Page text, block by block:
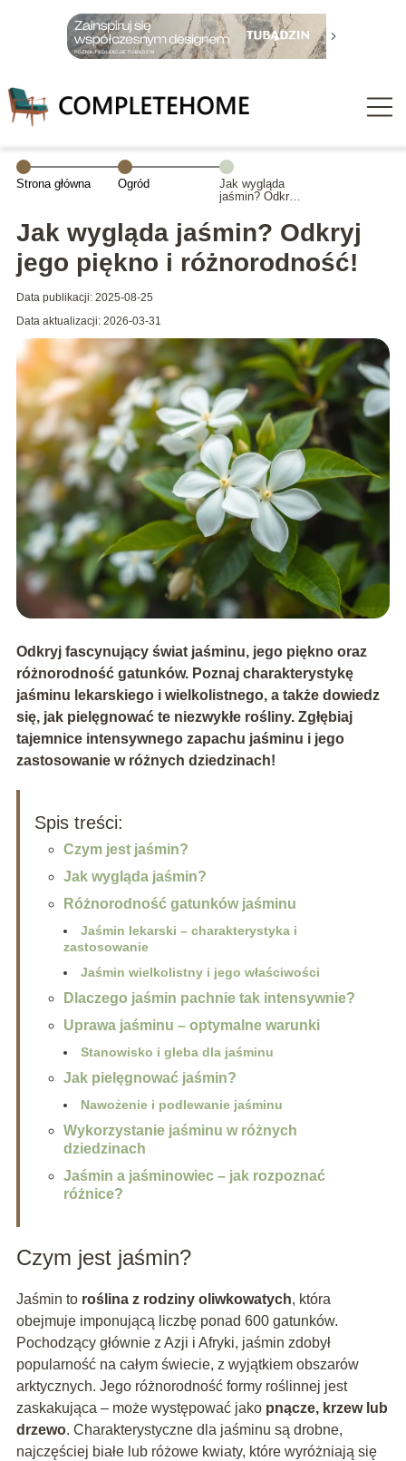
Strona główna Ogród
Jak wygląda
jaśmin? Odkryj
różnorodność!
Jak wygląda jaśmin? Odkryj
jego piękno i różnorodność!
Data publikacji: 2025-08-25
Data aktualizacji: 2026-03-31
Odkryj fascynujący świat jaśminu, jego piękno oraz
różnorodność gatunków. Poznaj charakterystykę
jaśminu lekarskiego i wielkolistnego, a także dowiedz
się, jak pielęgnować te niezwykłe rośliny. Zgłębiaj
tajemnice intensywnego zapachu jaśminu i jego
zastosowanie w różnych dziedzinach!
Spis treści:
Czym jest jaśmin?
Jak wygląda jaśmin?
Różnorodność gatunków jaśminu
Jaśmin lekarski – charakterystyka i
zastosowanie
Jaśmin wielkolistny i jego właściwości
Dlaczego jaśmin pachnie tak intensywnie?
Uprawa jaśminu – optymalne warunki
Stanowisko i gleba dla jaśminu
Jak pielęgnować jaśmin?
Nawożenie i podlewanie jaśminu
Wykorzystanie jaśminu w różnych
dziedzinach
Jaśmin a jaśminowiec – jak rozpoznać
różnice?
Czym jest jaśmin?
Jaśmin to roślina z rodziny oliwkowatych, która
obejmuje imponującą liczbę ponad 600 gatunków.
Pochodzący głównie z Azji i Afryki, jaśmin zdobył
popularność na całym świecie, z wyjątkiem obszarów
arktycznych. Jego różnorodność formy roślinnej jest
zaskakująca – może występować jako pnącze, krzew lub
drzewo. Charakterystyczne dla jaśminu są drobne,
najczęściej białe lub różowe kwiaty, które wyróżniają się